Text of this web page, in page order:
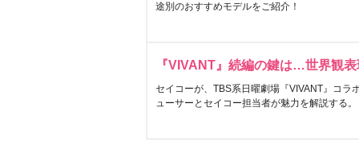
途別のおすすめモデルをご紹介！
『VIVANT』続編の鍵は…世界観
セイコーが、TBS系日曜劇場『VIVANT』コラ
ューサーとセイコー担当者が魅力を解説する。